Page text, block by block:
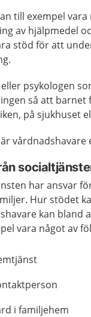
till exempel
av hjälpmedel
stöd för att
psykologen
så att barnet
på sjukhuset
har ansvar
Hur stödet
kan bland
vara något av
i familjehem